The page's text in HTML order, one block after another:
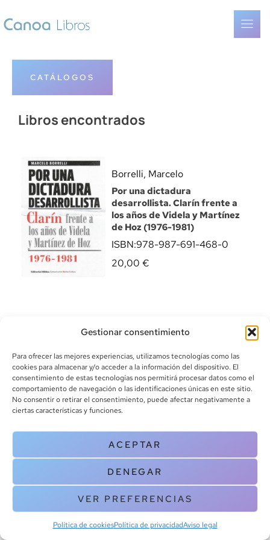
Gestionar consentimiento
Para ofrecer las mejores experiencias, utilizamos tecnologías como las
cookies para almacenar y/o acceder a la información del dispositivo. El
consentimiento de estas tecnologías nos permitirá procesar datos como el
comportamiento de navegación o las identificaciones únicas en este sitio.
No consentir o retirar el consentimiento, puede afectar negativamente a
ciertas características y funciones.
ACEPTAR
DENEGAR
VER PREFERENCIAS
Política de cookiesPolítica de privacidadAviso legal
CATÁLOGOS
Libros encontrados
Borrelli, Marcelo
Por una dictadura
desarrollista. Clarín frente a
los años de Videla y Martínez
de Hoz (1976-1981)
ISBN:978-987-691-468-0
20,00 €
info@canoalibros.com
pedidos@canoalibros.com
+34 934 242 391
CONTACTO
Copyright © 2025 Canoa Libros. All Rights Reserved |
cookies
| Aviso legal